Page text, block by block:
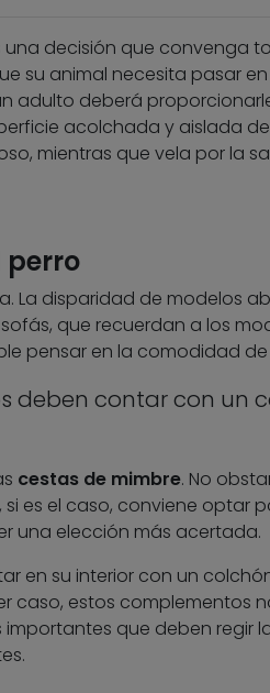
una decisión que convenga
su animal necesita pasar
adulto deberá
acolchada y aislada
mientras que vela por la
perro
La disparidad de modelos
que recuerdan a los
pensar en la comodidad
deben contar con un
cestas de mimbre. No
es el caso, conviene optar
una elección más acertada.
en su interior con un
caso, estos complementos
que deben regir